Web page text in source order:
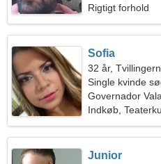
Rigtigt forhold
Sofia
32 år,
Single kvinde
Governador
Indkøb,
Junior